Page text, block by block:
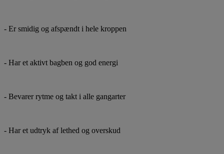
- Er smidig og afspændt i hele kroppen
- Har et aktivt bagben og god energi
- Bevarer rytme og takt i alle gangarter
- Har et udtryk af lethed og overskud